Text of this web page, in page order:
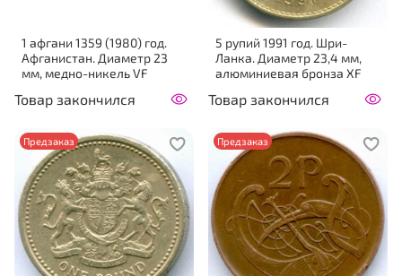
1 афгани 1359 (1980) год.
Афганистан. Диаметр 23
мм, медно-никель VF
Товар закончился
5 рупий 1991 год. Шри-
Ланка. Диаметр 23,4 мм,
алюминиевая бронза XF
Товар закончился
Предзаказ Предзаказ